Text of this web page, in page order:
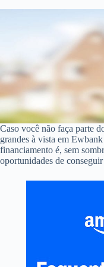
Caso você não faça parte
grandes à vista em
financiamento é, sem
oportunidades de